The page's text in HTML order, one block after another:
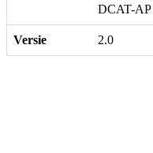
DCAT-AP
Versie 2.0